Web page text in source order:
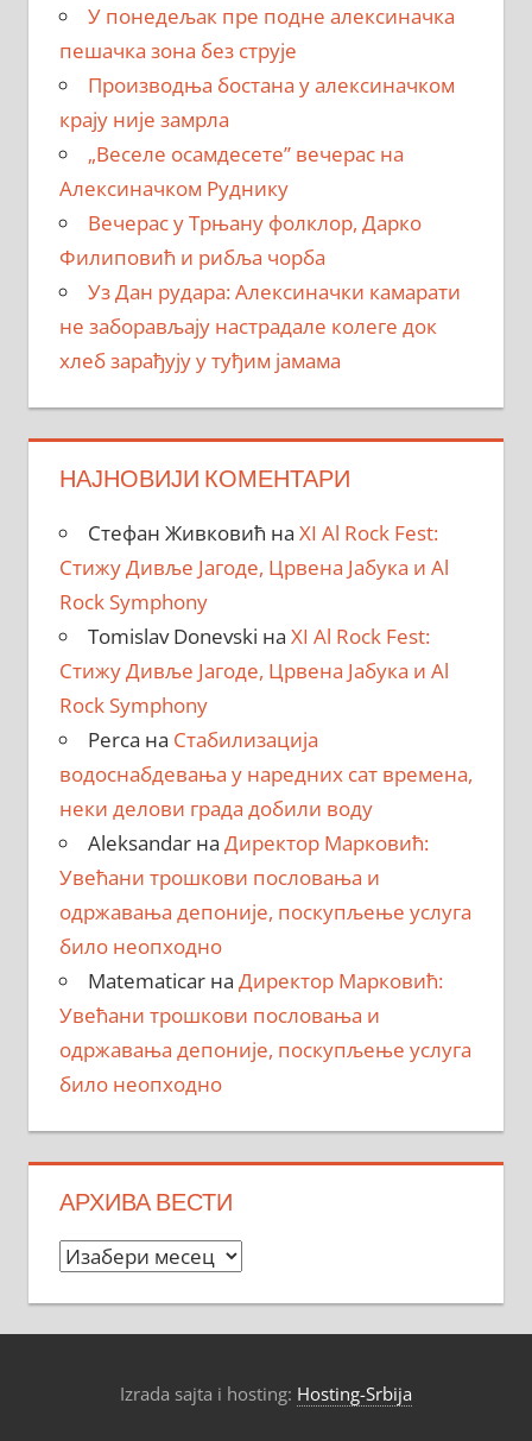
У понедељак пре подне алексиначка
пешачка зона без струје
Производња бостана у алексиначком
крају није замрла
„Веселе осамдесете” вечерас на
Алексиначком Руднику
Вечерас у Трњану фолклор, Дарко
Филиповић и рибља чорба
Уз Дан рудара: Алексиначки камарати
не заборављају настрадале колеге док
хлеб зарађују у туђим јамама
НАЈНОВИЈИ КОМЕНТАРИ
Стефан Живковић на XI Al Rock Fest:
Стижу Дивље Јагоде, Црвена Јабука и Al
Rock Symphony
Tomislav Donevski на XI Al Rock Fest:
Стижу Дивље Јагоде, Црвена Јабука и Al
Rock Symphony
Perca на Стабилизација
водоснабдевања у наредних сат времена,
неки делови града добили воду
Aleksandarна Директор Марковић:
Увећани трошкови пословања и
одржавања депоније, поскупљење услуга
било неопходно
Matematicarна Директор Марковић:
Увећани трошкови пословања и
одржавања депоније, поскупљење услуга
било неопходно
АРХИВА ВЕСТИ
Архива
Izrada sajta i hosting: Hosting-Srbija